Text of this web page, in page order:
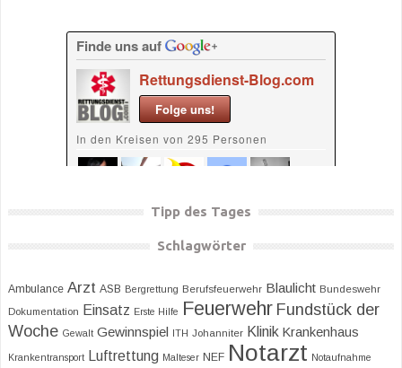
Tipp des Tages
Schlagwörter
Ambulance Arzt ASB Bergrettung Berufsfeuerwehr Blaulicht Bundeswehr
Dokumentation Einsatz Erste Hilfe Feuerwehr Fundstück der
Woche Gewalt Gewinnspiel ITH Johanniter Klinik Krankenhaus
Krankentransport Luftrettung Malteser NEF Notarzt Notaufnahme